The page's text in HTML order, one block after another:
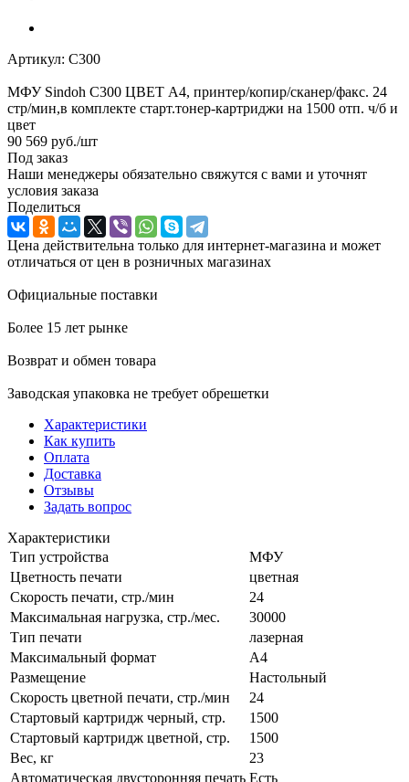
Артикул: C300
МФУ Sindoh C300 ЦВЕТ А4, принтер/копир/сканер/факс. 24
стр/мин,в комплекте старт.тонер-картриджи на 1500 отп. ч/б и
цвет
90 569 руб./шт
Под заказ
Наши менеджеры обязательно свяжутся с вами и уточнят
условия заказа
Поделиться
Цена действительна только для интернет-магазина и может
отличаться от цен в розничных магазинах
Официальные поставки
Более 15 лет рынке
Возврат и обмен товара
Заводская упаковка не требует обрешетки
Характеристики
Как купить
Оплата
Доставка
Отзывы
Задать вопрос
Характеристики
Тип устройства
МФУ
Цветность печати
цветная
Скорость печати, стр./мин
24
Максимальная нагрузка, стр./мес.
30000
Тип печати
лазерная
Максимальный формат
А4
Размещение
Настольный
Скорость цветной печати, стр./мин
24
Стартовый картридж черный, стр.
1500
Стартовый картридж цветной, стр.
1500
Вес, кг
23
Автоматическая двусторонняя печать Есть